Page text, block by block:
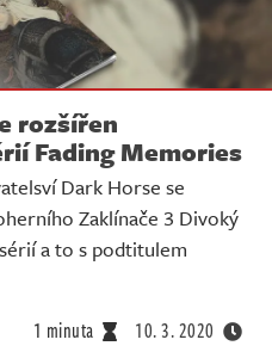
rozšířen
Fading Memories
Dark Horse se
Zaklínače 3 Divoký
a to s podtitulem
1 minuta 10. 3. 2020